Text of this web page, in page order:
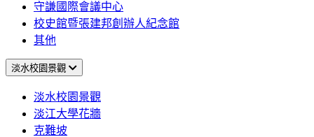
守謙國際會議中心
校史館暨張建邦創辦人紀念館
其他
淡水校園景觀
淡水校園景觀
淡江大學花牆
克難坡